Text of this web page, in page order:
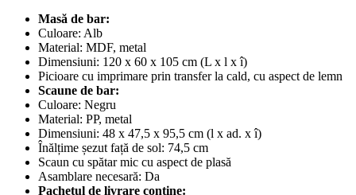
Masă de bar:
Culoare: Alb
Material: MDF, metal
Dimensiuni: 120 x 60 x 105 cm (L x l x î)
Picioare cu imprimare prin transfer la cald, cu aspect de lemn
Scaune de bar:
Culoare: Negru
Material: PP, metal
Dimensiuni: 48 x 47,5 x 95,5 cm (l x ad. x î)
Înălțime șezut față de sol: 74,5 cm
Scaun cu spătar mic cu aspect de plasă
Asamblare necesară: Da
Pachetul de livrare conține: